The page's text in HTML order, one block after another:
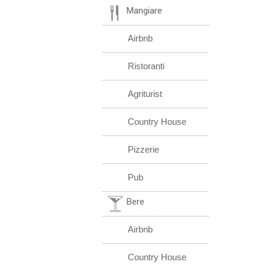
Mangiare
Airbnb
Ristoranti
Agriturist
Country House
Pizzerie
Pub
Bere
Airbnb
Country House